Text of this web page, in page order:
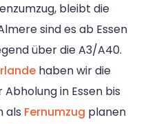
bleibt die
sind es ab Essen
über die A3/A40.
haben wir die
in Essen bis
als Fernumzug planen